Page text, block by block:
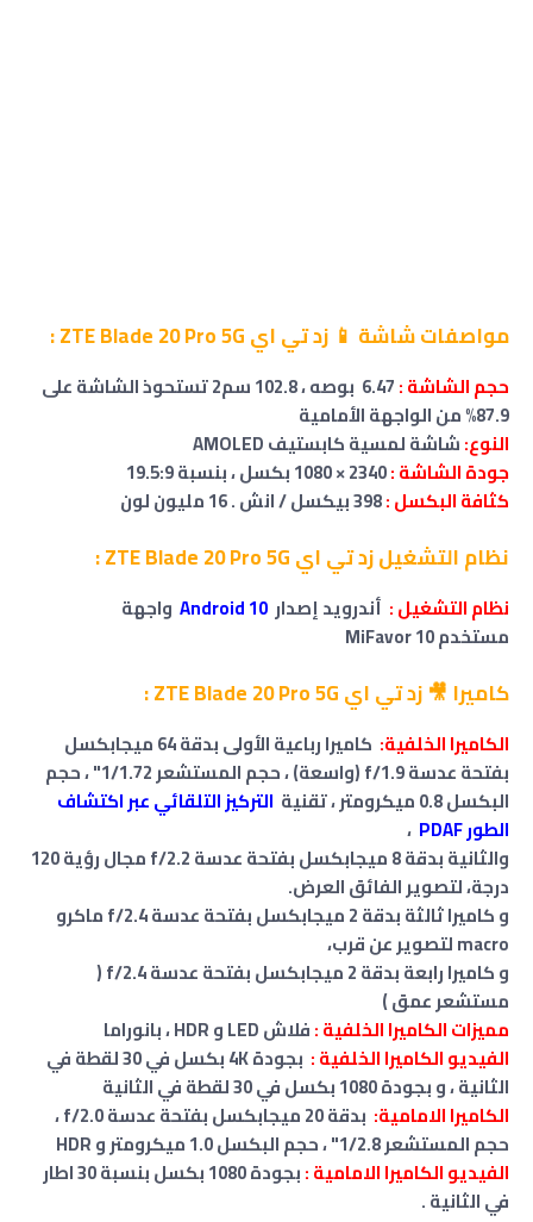
مواصفات شاشة 📱 زد تي اي ZTE Blade 20 Pro 5G :
حجمالشاشة:
6.47 بوصه ، 102.8 سم2 تستحوذ الشاشة على
87.9% من الواجهة الأمامية
النوع:شاشة لمسية كابستيف AMOLED
جودة الشاشة :
كثافة البكسل :
نظام التشغيل زد تي اي ZTE Blade 20 Pro 5G :
نظام التشغيل : أندرويد إصدار Android 10 واجهة
مستخدم MiFavor 10
كاميرا 🎥 زد تي اي ZTE Blade 20 Pro 5G :
الكاميرا الخلفية:
كاميرا رباعية الأولى بدقة 64 ميجابكسل
بفتحة عدسة f/1.9 (واسعة) ، حجم المستشعر 1/1.72" ، حجم
البكسل 0.8 ميكرومتر ، تقنية
التركيز التلقائي عبر اكتشاف
الطور PDAF
،
والثانية بدقة 8 ميجابكسل بفتحة عدسة f/2.2 مجال رؤية 120
درجة، لتصوير الفائق العرض.
و كاميرا ثالثة بدقة 2 ميجابكسل بفتحة عدسة f/2.4
ماكرو
macro لتصوير عن قرب،
و كاميرا رابعة بدقة 2 ميجابكسل بفتحة عدسة f/2.4
(
مستشعر عمق )
مميزات الكاميرا الخلفية :فلاشLED و HDR ، بانوراما
الفيديو الكاميرا الخلفية :
بجودة 4K بكسل في 30 لقطة في
الثانية ، و بجودة 1080 بكسل في 30 لقطة في الثانية
الكاميرا الامامية: بدقة 20 ميجابكسل بفتحة عدسة f/2.0
،
حجم المستشعر 1/2.8" ، حجم البكسل 1.0 ميكرومتر
و HDR
الفيديو الكاميرا الامامية :
بجودة 1080 بكسل بنسبة 30 اطار
في الثانية .